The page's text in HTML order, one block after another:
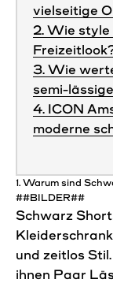
vielseitige
2. Wie style
3. Wie
semi-
4. ICON
moderne
1. Warum sind
##BILDER##
Schwarz
Kleiderschrank
und zeitlos Stil
ihnen Paar